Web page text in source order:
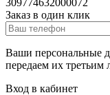
Заказ в один клик
Ваши персональные
передаем их третьим
Вход в кабинет